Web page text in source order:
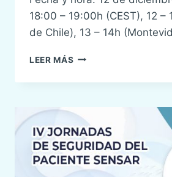
18:00 – 19:00h (CEST), 12 –
de Chile), 13 – 14h
LEER MÁS XXII